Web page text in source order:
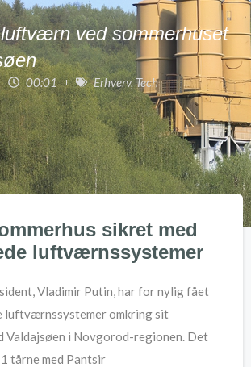
ved sommerhuset
00:01 Erhverv,Tech
sikret med
luftværnssystemer
Vladimir Putin, har for nylig fået
luftværnssystemer omkring sit
Valdajsøen i Novgorod-regionen. Det
tårne med Pantsir